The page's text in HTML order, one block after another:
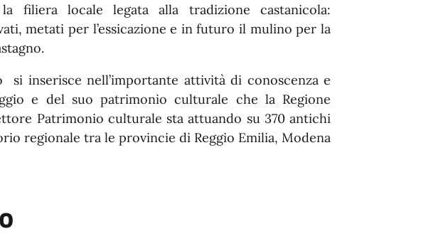
filiera locale legata alla tradizione castanicola:
metati per l’essicazione e in futuro il mulino per la
inserisce nell’importante attività di conoscenza e
e del suo patrimonio culturale che la Regione
Patrimonio culturale sta attuando su 370 antichi
regionale tra le provincie di Reggio Emilia, Modena